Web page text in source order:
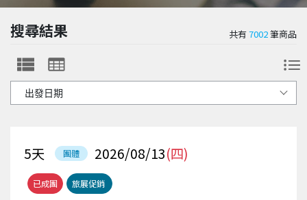
搜尋結果 共有7002筆商品
已成團 旅展促銷
團體 2026/08/13(四)
5天